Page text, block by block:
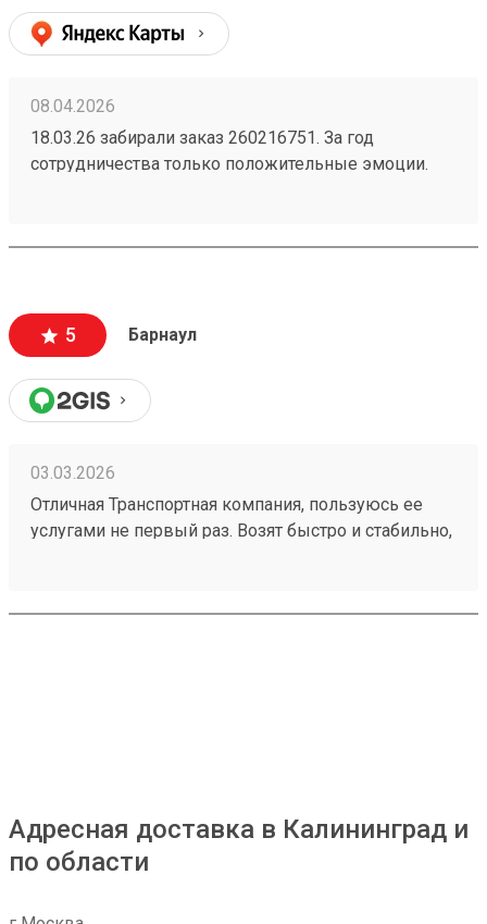
дальше. Жду заказ по доставке радиаторов из
Новосибирска.
08.04.2026
18.03.26 забирали заказ 260216751. За год
сотрудничества только положительные эмоции.
5 Барнаул
03.03.2026
Отличная Транспортная компания, пользуюсь ее
услугами не первый раз. Возят быстро и стабильно,
Адресная доставка в Калининград и
по области